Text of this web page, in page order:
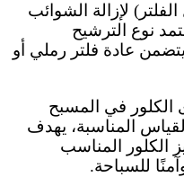
لإزالة الشوائب
نوع الترشيح
عادة فلتر رملي أو
في المسبح
المناسبة، يهدف
الكلور المناسب
للسباحة.